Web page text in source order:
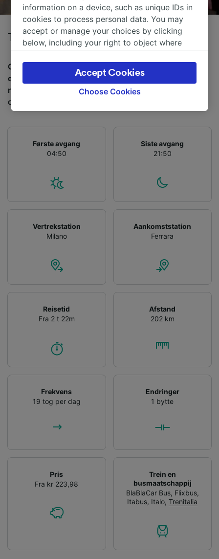
Tog fra Milano til Ferrara
Gjennomsnittlig tid å reise fra Milano til Ferrara med tog
er 2 t 53m, over en avstand på rundt 202 km. Det er
normalt 19 tog per dag som reiser fra Milano til Ferrara,
og billetter starter fra kr 223,98.
Første avgang
04:50
Siste avgang
21:50
Vertrekstation
Milano
Aankomststation
Ferrara
Reisetid
Fra 2 t 22m
Afstand
202 km
Frekvens
19 tog per dag
Endringer
1 bytte
Pris
Fra kr 223,98
Trein en
busmaatschappij
BlaBlaCar Bus, Flixbus,
Itabus, Italo,Trenitalia
information on a device, such as unique IDs in
cookies to process personal data. You may
accept or manage your choices by clicking
below, including your right to object where
the privacy policy page. These choices will be
signaled to our partners and will not affect
browsing data. Your data will not be used for
track you.
Use precise geolocation data. Actively scan
device characteristics for identification. Store
advertising and content measurement,
List of Partners
Choose Cookies
Accept Cookies